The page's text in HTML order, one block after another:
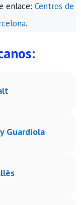
enlace: Centros de
.
Guardiola